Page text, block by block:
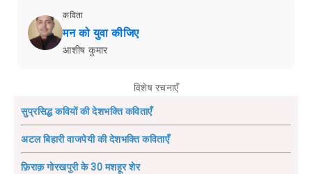
कविता
मन को युवा कीजिए
आशीष कुमार
विशेष रचनाएँ
सुप्रसिद्ध कवियों की देशभक्ति कविताएँ
अटल बिहारी वाजपेयी की देशभक्ति कविताएँ
फ़िराक़ गोरखपुरी के 30 मशहूर शेर